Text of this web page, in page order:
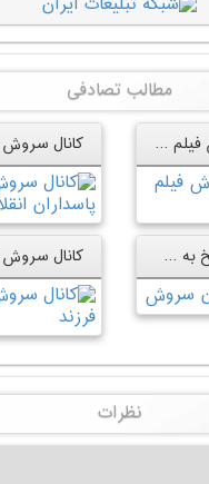
مطالب تصادفی
کانال فیلم سروش فیلم سینمایی
کانال سروش پاسخ به شبهات
نظرات